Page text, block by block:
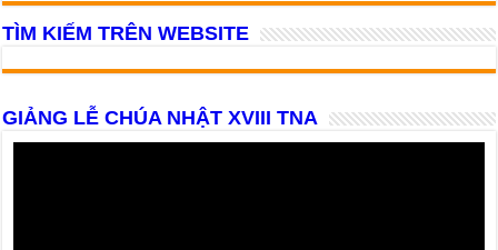
TÌM KIẾM TRÊN WEBSITE
GIẢNG LỄ CHÚA NHẬT XVIII TNA